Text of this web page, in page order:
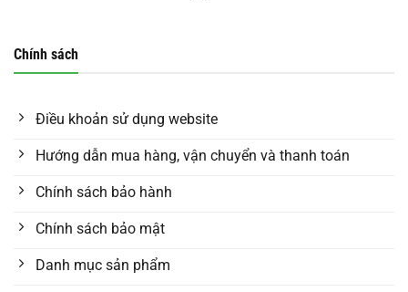
Chính sách
Điều khoản sử dụng website
Hướng dẫn mua hàng, vận chuyển và thanh toán
Chính sách bảo hành
Chính sách bảo mật
Danh mục sản phẩm